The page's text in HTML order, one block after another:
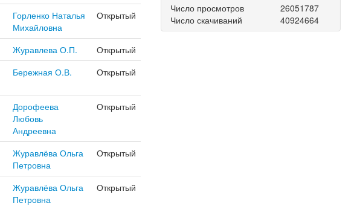
Горленко Наталья
Михайловна
Открытый
Журавлева О.П.
Открытый
Бережная О.В. Открытый
Дорофеева
Любовь
Андреевна
Открытый
Журавлёва Ольга
Петровна
Открытый
Журавлёва Ольга
Петровна
Открытый
Число просмотров
26051787
Число скачиваний
40924664